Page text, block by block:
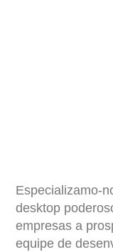
Especializamo-
desktop
empresas a
equipe de